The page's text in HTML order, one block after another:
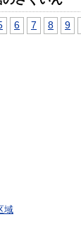
6 7 8
9
域